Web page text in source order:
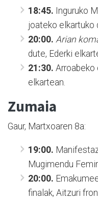
18:45. Inguruko
joateko elkartuko
20:00. Arian
dute, Ederki
21:30. Arroabeko
elkartean.
Zumaia
Gaur, Martxoaren 8a:
19:00.
Mugimendu
20:00.
finalak, Aitzuri